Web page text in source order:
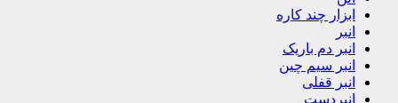
ابزار چند کاره
انبر
انبر دم باریک
انبر سیم چین
انبر قفلی
انبردست